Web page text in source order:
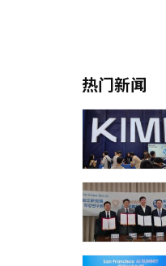
热门新闻